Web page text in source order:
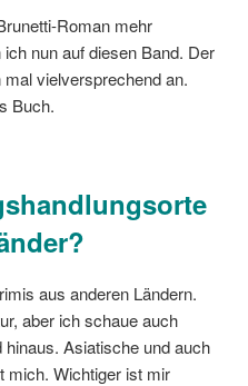
Roman mehr
nun auf diesen Band. Der
vielversprechend an.
Buch.
aus anderen Ländern.
aber ich schaue auch
Asiatische und auch
mich. Wichtiger ist mir